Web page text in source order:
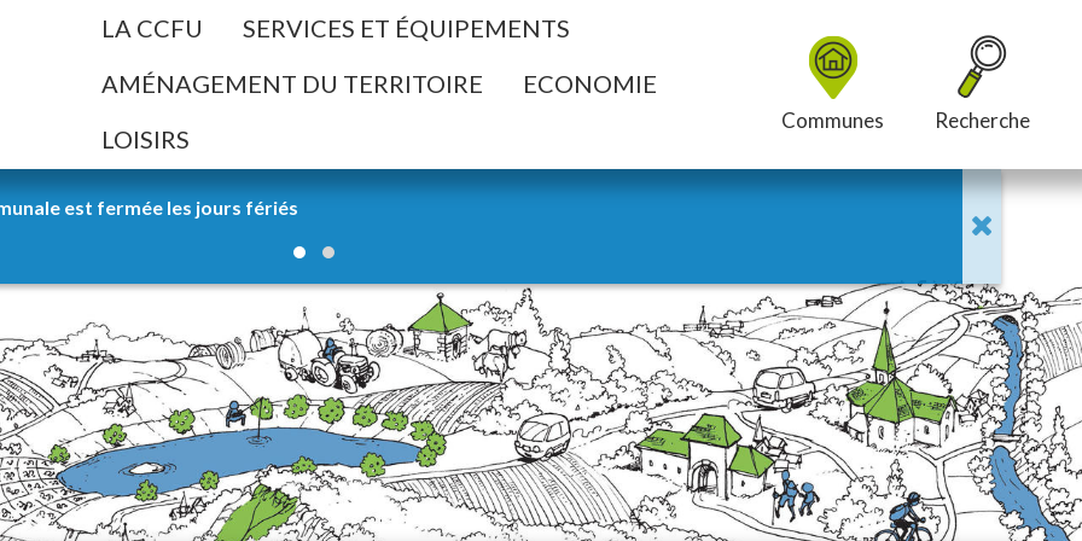
LA CCFU
SERVICES ET ÉQUIPEMENTS
AMÉNAGEMENT DU TERRITOIRE
ECONOMIE
LOISIRS
Communes Recherche
de la Déchetterie intercommunale.